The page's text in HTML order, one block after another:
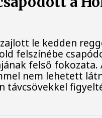
le kedden
felszínébe
felső fokozata.
nem lehetett
távcsövekkel